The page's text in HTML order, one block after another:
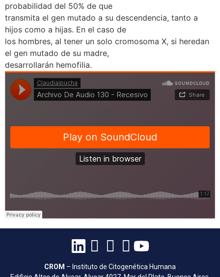
probabilidad del 50% de que
transmita el gen mutado a su descendencia, tanto a
hijos como a hijas. En el caso de
los hombres, al tener un solo cromosoma X, si heredan
el gen mutado de su madre,
desarrollarán hemofilia.
CROM – Instituto de Citogenética Humana